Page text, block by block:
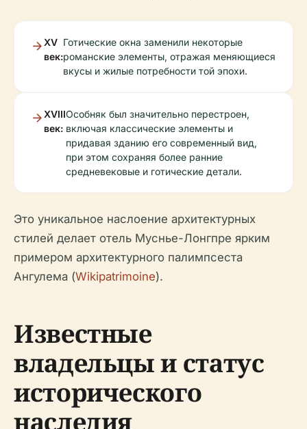
XV
век:
Готические окна заменили некоторые
романские элементы, отражая меняющиеся
вкусы и жилые потребности той эпохи.
XVIII
век:
Особняк был значительно перестроен,
включая классические элементы и
придавая зданию его современный вид,
при этом сохраняя более ранние
средневековые и готические детали.
Это уникальное наслоение архитектурных
стилей делает отель Муснье-Лонгпре ярким
примером архитектурного палимпсеста
Ангулема (Wikipatrimoine).
Известные
владельцы и статус
исторического
наследия